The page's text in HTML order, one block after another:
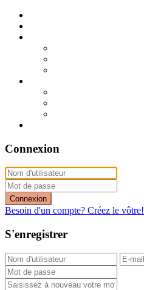
Connexion
Connexion
Besoin d'un compte? Créez le vôtre!
S'enregistrer